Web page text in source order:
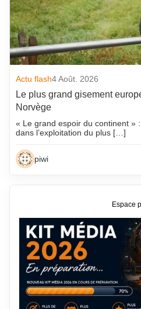
Actu flash4 Août. 2026
Le plus grand gisement
Norvège
« Le grand espoir du continent »
dans l’exploitation du plus […]
piwi
Espace